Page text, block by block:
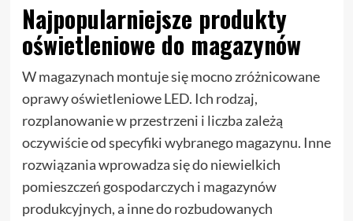
Najpopularniejsze produkty
oświetleniowe do magazynów
W magazynach montuje się mocno zróżnicowane
oprawy oświetleniowe LED. Ich rodzaj,
rozplanowanie w przestrzeni i liczba zależą
oczywiście od specyfiki wybranego magazynu. Inne
rozwiązania wprowadza się do niewielkich
pomieszczeń gospodarczych i magazynów
produkcyjnych, a inne do rozbudowanych